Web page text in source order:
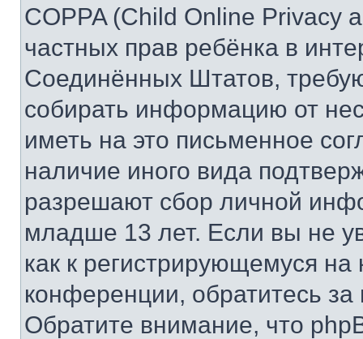
COPPA (Child Online Privacy
частных прав ребёнка в
Соединённых Штатов,
собирать информацию от
иметь на это письменное
наличие иного вида
разрешают сбор личной
младше 13 лет. Если вы не
как к регистрирующемуся
конференции, обратитесь
Обратите внимание, что